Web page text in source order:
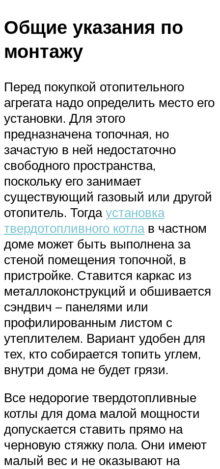
Общие указания по
монтажу
Перед покупкой отопительного
агрегата надо определить место его
установки. Для этого
предназначена топочная, но
зачастую в ней недостаточно
свободного пространства,
поскольку его занимает
существующий газовый или другой
отопитель. Тогдаустановка
твердотопливного котлав частном
доме может быть выполнена за
стеной помещения топочной, в
пристройке. Ставится каркас из
металлоконструкций и обшивается
сэндвич – панелями или
профилированным листом с
утеплителем. Вариант удобен для
тех, кто собирается топить углем,
внутри дома не будет грязи.
Все недорогие твердотопливные
котлы для дома малой мощности
допускается ставить прямо на
черновую стяжку пола. Они имеют
малый вес и не оказывают на